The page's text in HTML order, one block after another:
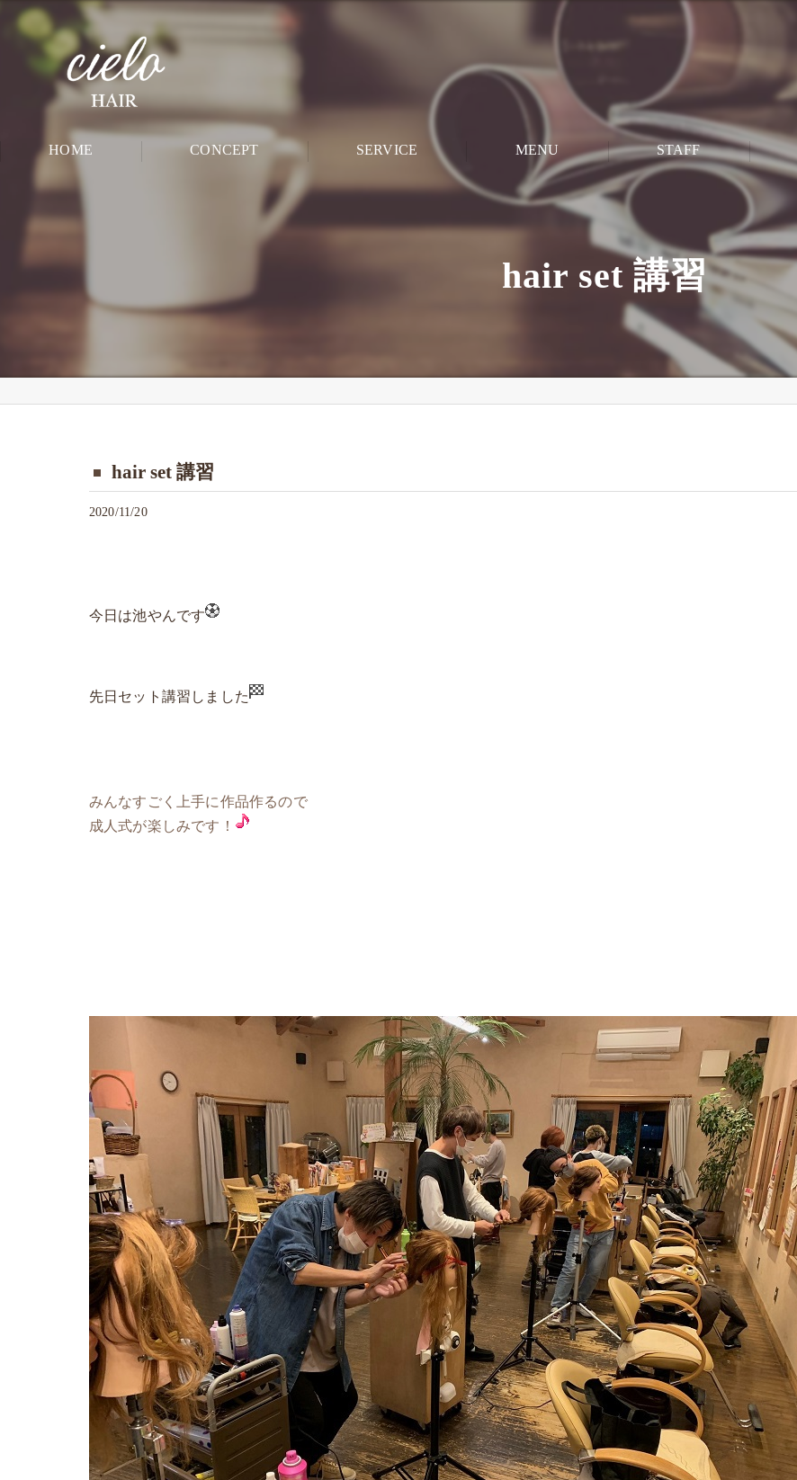
HOME CONCEPT SERVICE MENU
PERM
STAFF
hair set 講習
hair set 講習
2020/11/20
今日は池やんです
先日セット講習しました
みんなすごく上手に作品作るので
成人式が楽しみです！